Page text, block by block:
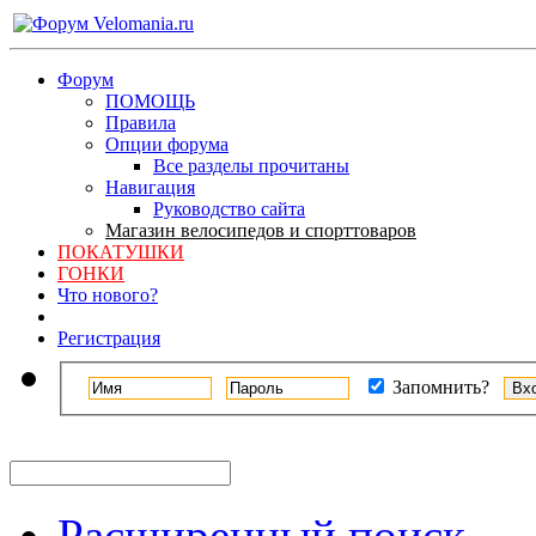
Форум
ПОМОЩЬ
Правила
Опции форума
Все разделы прочитаны
Навигация
Руководство сайта
Магазин велосипедов и спорттоваров
ПОКАТУШКИ
ГОНКИ
Что нового?
Регистрация
Запомнить?